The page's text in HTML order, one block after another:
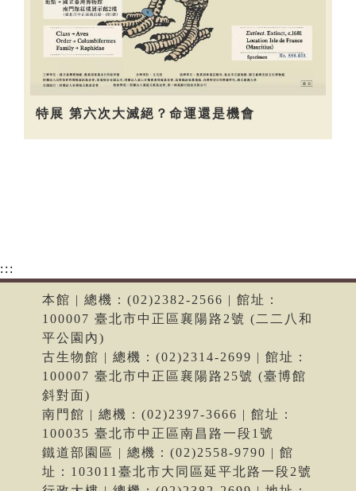
特展 第六次大滅絕？命運還是機會
:::
本館 | 總機：(02)2382-2566 | 館址：
100007 臺北市中正區襄陽路2號 (二二八和
平公園內)
古生物館 | 總機：(02)2314-2699 | 館址：
100007 臺北市中正區襄陽路25號 (臺博館
斜對面)
南門館 | 總機：(02)2397-3666 | 館址：
100035 臺北市中正區南昌路一段1號
鐵道部園區 | 總機：(02)2558-9790 | 館
址：103011臺北市大同區延平北路一段2號